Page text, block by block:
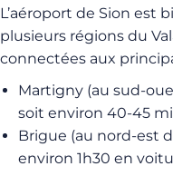
L’aéroport de Sion est
plusieurs régions du
connectées aux
Martigny (au sud-
soit environ 40-45
Brigue (au nord-est
environ 1h30 en